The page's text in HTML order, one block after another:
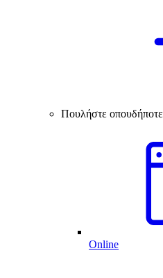
Πουλήστε οπουδήποτε
Online